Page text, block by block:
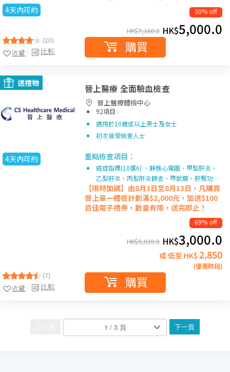
4天內可約
(20)
比較
收藏
30% off
HK$7,160.0 HK$5,000.0
購買
送禮物
4天內可約
(7)
比較
收藏
晉上醫療 全面驗血檢查
晉上醫療體檢中心
92項目 |
適用於10歲或以上男士及女士
初次接受檢查人士
重點檢查項目：
癌症指標(10選6) 、靜態心電圖、甲型肝炎、
乙型肝炎、丙型肝炎篩査、甲狀腺、肝腎功…
【限時加碼】由8月3日至8月13日，凡購買
晉上單一體檢計劃滿$2,000元，加送$100
百佳電子禮券，數量有限，送完即止！
69% off
HK$9,820.0 HK$3,000.0
或 低至 HK$ 2,850
(優惠時段)
購買
下一頁